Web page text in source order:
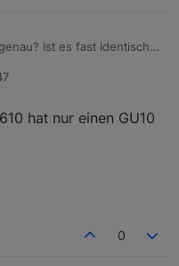
Ist es fast identisch
hat nur einen GU10
0